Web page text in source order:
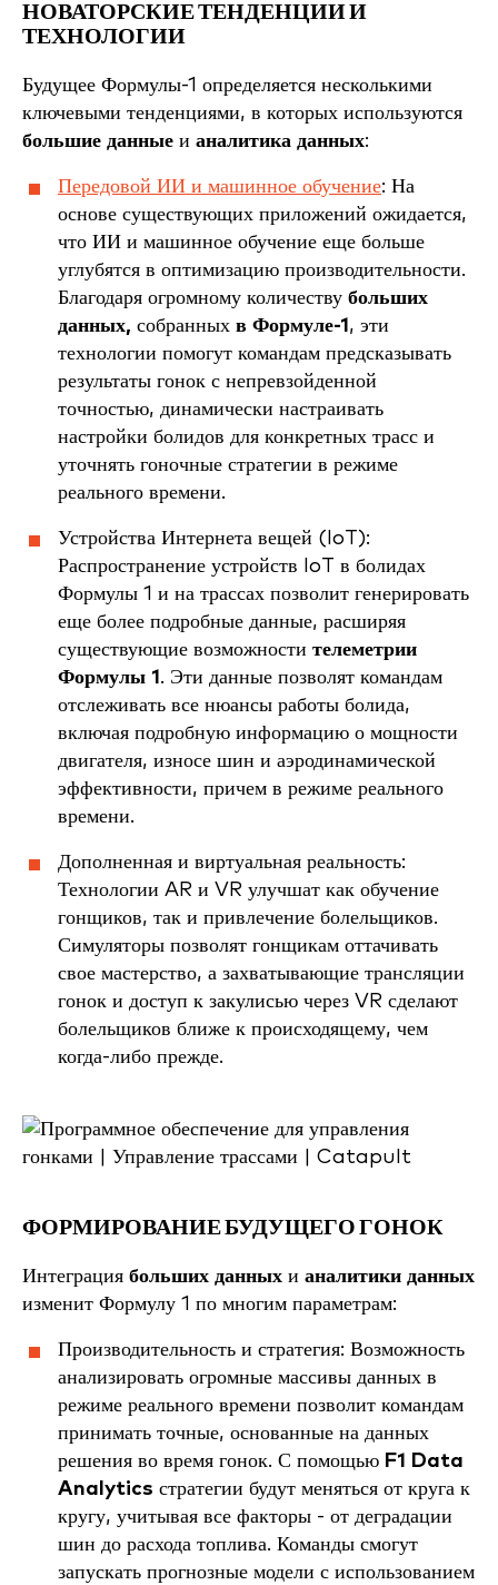
НОВАТОРСКИЕ ТЕНДЕНЦИИ И
ТЕХНОЛОГИИ
Будущее Формулы-1 определяется несколькими
ключевыми тенденциями, в которых используются
большие данные и аналитика данных:
Передовой ИИ и машинное обучение: На
основе существующих приложений ожидается,
что ИИ и машинное обучение еще больше
углубятся в оптимизацию производительности.
Благодаря огромному количеству больших
данных, собранных в Формуле-1 , эти
технологии помогут командам предсказывать
результаты гонок с непревзойденной
точностью, динамически настраивать
настройки болидов для конкретных трасс и
уточнять гоночные стратегии в режиме
реального времени.
Устройства Интернета вещей (IoT):
Распространение устройств IoT в болидах
Формулы 1 и на трассах позволит генерировать
еще более подробные данные, расширяя
существующие возможности телеметрии
Формулы 1 . Эти данные позволят командам
отслеживать все нюансы работы болида,
включая подробную информацию о мощности
двигателя, износе шин и аэродинамической
эффективности, причем в режиме реального
времени.
Дополненная и виртуальная реальность:
Технологии AR и VR улучшат как обучение
гонщиков, так и привлечение болельщиков.
Симуляторы позволят гонщикам оттачивать
свое мастерство, а захватывающие трансляции
гонок и доступ к закулисью через VR сделают
болельщиков ближе к происходящему, чем
когда-либо прежде.
ФОРМИРОВАНИЕ БУДУЩЕГО ГОНОК
Интеграция больших данных и аналитики данных
изменит Формулу 1 по многим параметрам:
Производительность и стратегия: Возможность
анализировать огромные массивы данных в
режиме реального времени позволит командам
принимать точные, основанные на данных
решения во время гонок. С помощью F1 Data
Analytics стратегии будут меняться от круга к
кругу, учитывая все факторы - от деградации
шин до расхода топлива. Команды смогут
запускать прогнозные модели с использованием